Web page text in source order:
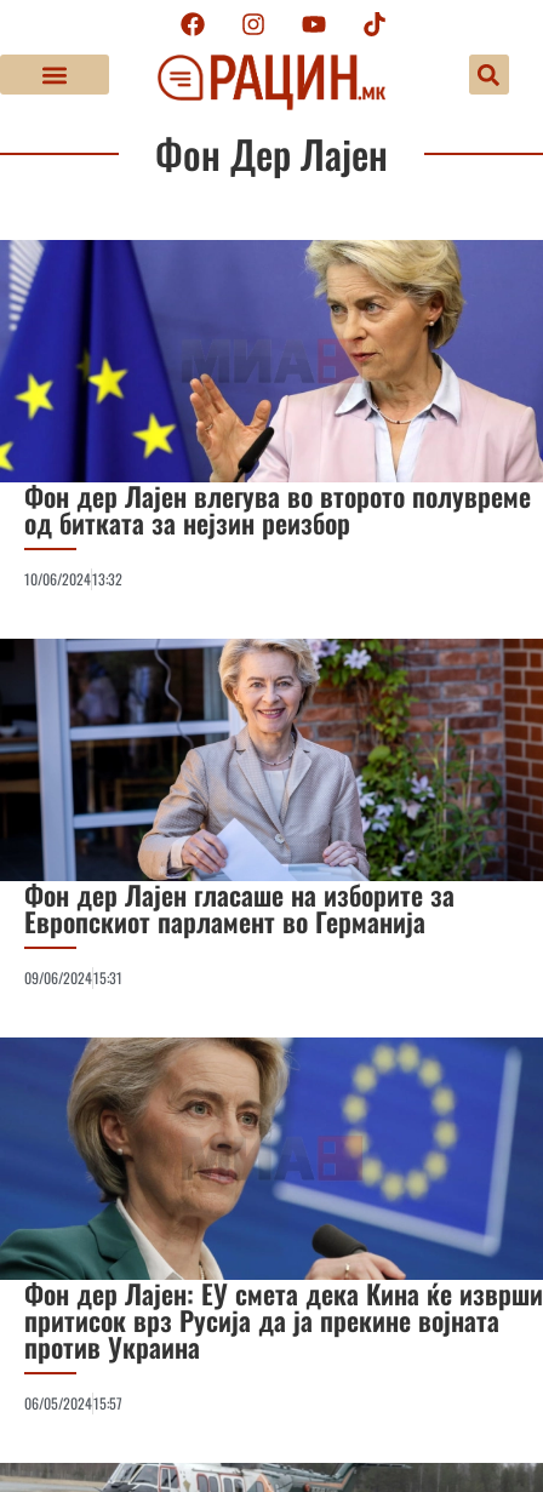
Фон Дер Лајен
Фон дер Лајен влегува во второто полувреме
од битката за нејзин реизбор
10/06/202413:32
Фон дер Лајен гласаше на изборите за
Европскиот парламент во Германија
09/06/202415:31
Фон дер Лајен: ЕУ смета дека Кина ќе изврши
притисок врз Русија да ја прекине војната
против Украина
06/05/202415:57